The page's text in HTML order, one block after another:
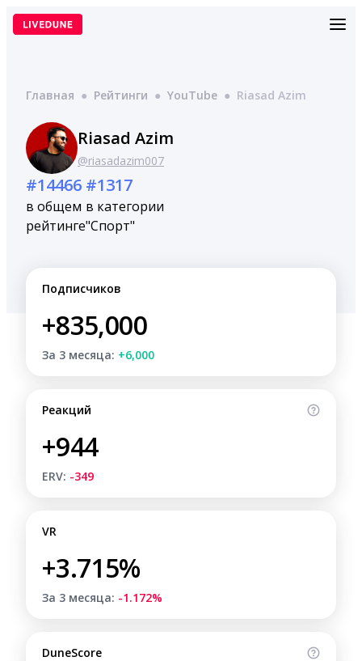
Перейти
Главная ● Рейтинги ● YouTube ● Riasad Azim
Riasad Azim
@riasadazim007
#14466
в общем
рейтинге
#1317
в категории
"Спорт"
Подписчиков
+835,000
За 3 месяца: +6,000
Реакций
+944
ERV: -349
VR
+3.715%
За 3 месяца: -1.172%
DuneScore